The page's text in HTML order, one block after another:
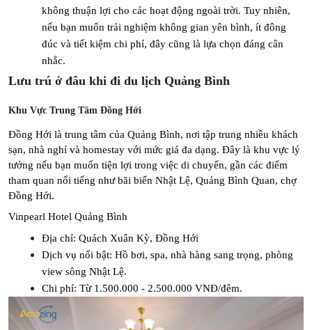
không thuận lợi cho các hoạt động ngoài trời. Tuy nhiên,
nếu bạn muốn trải nghiệm không gian yên bình, ít đông
đúc và tiết kiệm chi phí, đây cũng là lựa chọn đáng cân
nhắc.
Lưu trú ở đâu khi đi du lịch Quảng Bình
Khu Vực Trung Tâm Đồng Hới
Đồng Hới là trung tâm của Quảng Bình, nơi tập trung nhiều khách
sạn, nhà nghỉ và homestay với mức giá đa dạng. Đây là khu vực lý
tưởng nếu bạn muốn tiện lợi trong việc di chuyển, gần các điểm
tham quan nổi tiếng như bãi biển Nhật Lệ, Quảng Bình Quan, chợ
Đồng Hới.
Vinpearl Hotel Quảng Bình
Địa chỉ: Quách Xuân Kỳ, Đồng Hới
Dịch vụ nổi bật: Hồ bơi, spa, nhà hàng sang trọng, phòng
view sông Nhật Lệ.
Chi phí: Từ 1.500.000 - 2.500.000 VNĐ/đêm.